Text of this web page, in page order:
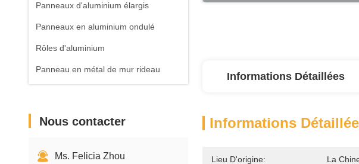
Panneaux d'aluminium élargis
Panneaux en aluminium ondulé
Rôles d'aluminium
Panneau en métal de mur rideau
Nous contacter
Ms. Felicia Zhou
Informations Détaillées
Informations
Lieu D'origine: La